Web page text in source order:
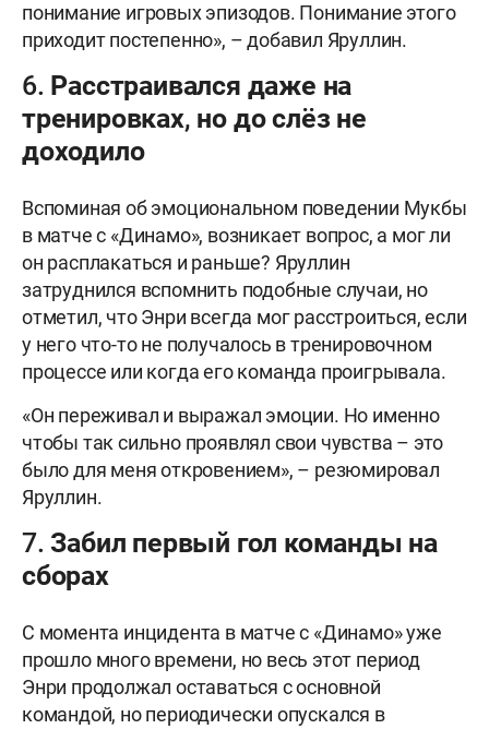
понимание игровых эпизодов. Понимание этого
приходит постепенно», – добавил Яруллин.
6. Расстраивался даже на
тренировках, но до слёз не
доходило
Вспоминая об эмоциональном поведении Мукбы
в матче с «Динамо», возникает вопрос, а мог ли
он расплакаться и раньше? Яруллин
затруднился вспомнить подобные случаи, но
отметил, что Энри всегда мог расстроиться, если
у него что-то не получалось в тренировочном
процессе или когда его команда проигрывала.
«Он переживал и выражал эмоции. Но именно
чтобы так сильно проявлял свои чувства – это
было для меня откровением», – резюмировал
Яруллин.
7. Забил первый гол команды на
сборах
С момента инцидента в матче с «Динамо» уже
прошло много времени, но весь этот период
Энри продолжал оставаться с основной
командой, но периодически опускался в